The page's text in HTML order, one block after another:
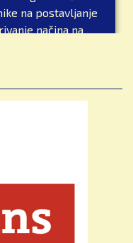
na postavljanje
načina na
i rješavanje
problema
i formula –
i